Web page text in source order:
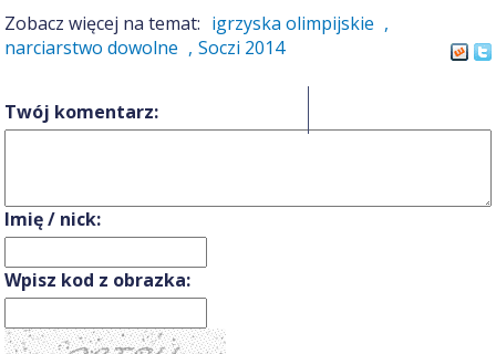
Zobacz więcej na temat: igrzyska olimpijskie ,
narciarstwo dowolne , Soczi 2014
Twój komentarz:
Imię / nick:
Wpisz kod z obrazka: